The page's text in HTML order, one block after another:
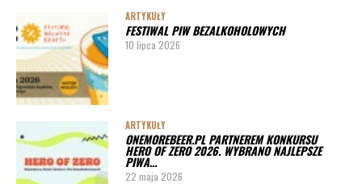
ARTYKUŁY
Lista imprez i festiwali piwnych 2020 – miasta
ARTYKUŁY
Pędy chmielu – danie ekskluzywne
PORADY
Jak działa instalacja do wyszynku piwa w barze
ARTYKUŁY
FESTIWAL PIW BEZALKOHOLOWYCH
10 lipca 2026
ARTYKUŁY
ONEMOREBEER.PL PARTNEREM KONKURSU
HERO OF ZERO 2026. WYBRANO NAJLEPSZE
PIWA…
22 maja 2026